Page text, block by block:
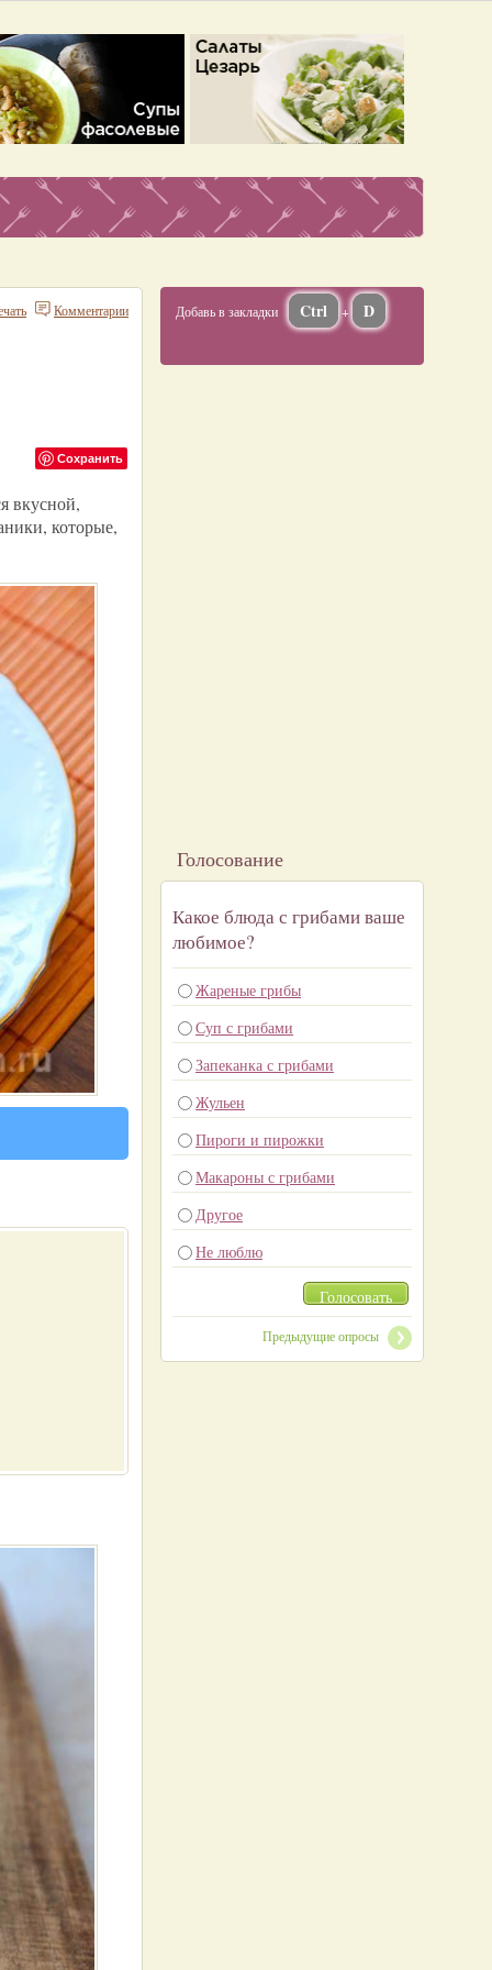
Комментарии
Сохранить
вкусной,
которые,
Добавь в закладки Ctrl + D
Голосование
Какое блюда с грибами ваше
любимое?
Жареные грибы
Суп с грибами
Запеканка с грибами
Жульен
Пироги и пирожки
Макароны с грибами
Другое
Не люблю
Голосовать
Предыдущие опросы